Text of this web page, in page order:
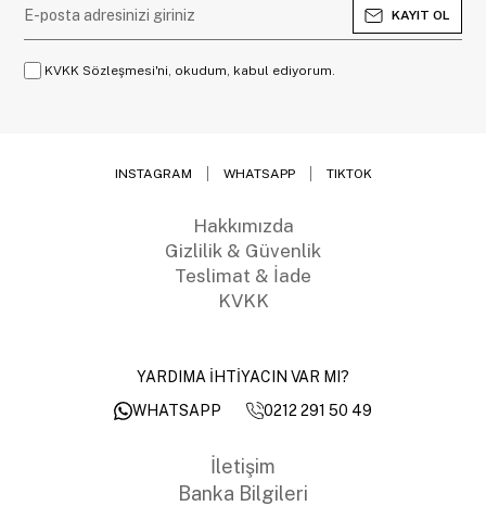
KAYIT OL
KVKK Sözleşmesi'ni, okudum, kabul ediyorum.
INSTAGRAM WHATSAPP TIKTOK
Hakkımızda
Gizlilik & Güvenlik
Teslimat & İade
KVKK
YARDIMA İHTİYACIN VAR MI?
WHATSAPP
0212 291 50 49
İletişim
Banka Bilgileri